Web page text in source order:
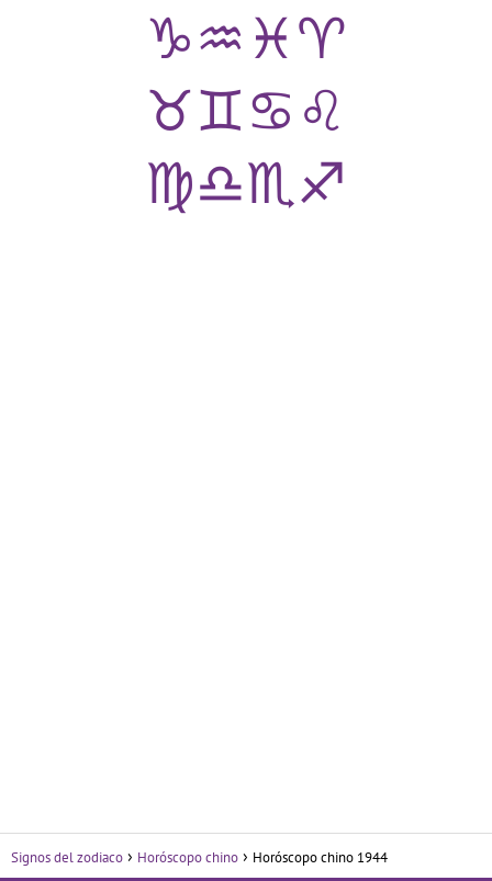
♑♒♓♈
♉♊♋♌
♍♎♏♐
Signos del zodiaco Horóscopo chino Horóscopo chino 1944